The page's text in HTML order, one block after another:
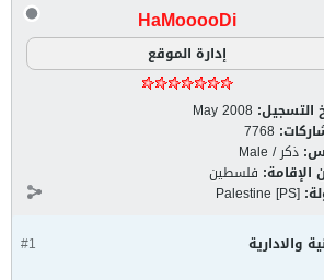
HaMooooDi
إدارة الموقع
التسجيل: May 2008
7768
ذكر / Male
الإقامة: فلسطين
Palestine [PS]
#1 والادارية